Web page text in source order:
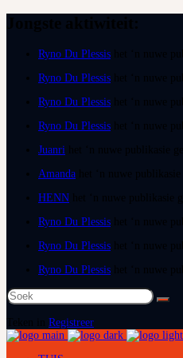
Ryno Du Plessis
Ryno Du Plessis
Ryno Du Plessis
Ryno Du Plessis
Juanri
Amanda
HENN
Ryno Du Plessis
Ryno Du Plessis
Ryno Du Plessis
Soek
na:
Registreer